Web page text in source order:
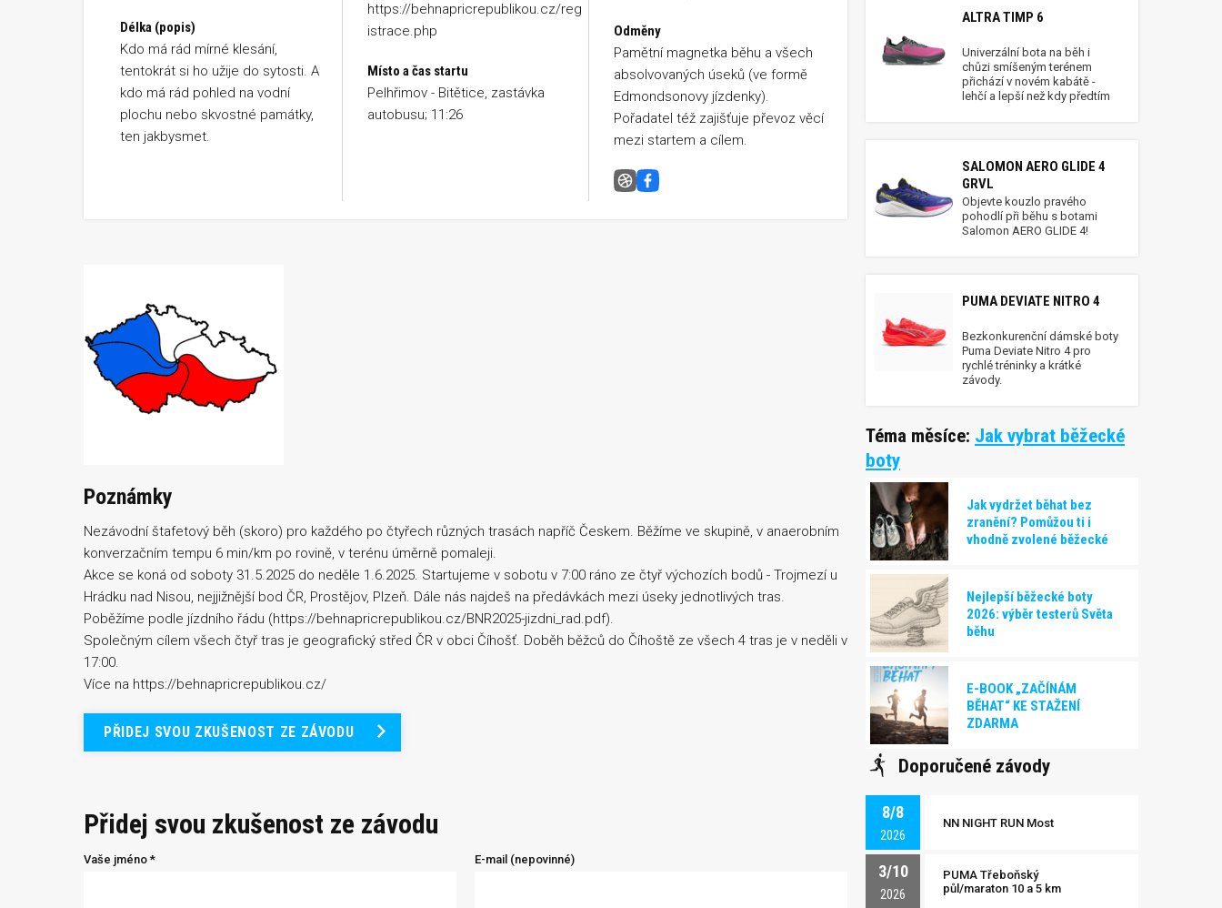
Délka (popis)
Kdo má rád mírné klesání,
tentokrát si ho užije do sytosti. A
kdo má rád pohled na vodní
plochu nebo skvostné památky,
ten jakbysmet.
https://behnapricrepublikou.cz/reg
istrace.php
Místo a čas startu
Pelhřimov - Bitětice, zastávka
autobusu; 11:26
Odměny
Pamětní magnetka běhu a všech
absolvovaných úseků (ve formě
Edmondsonovy jízdenky).
Pořadatel též zajišťuje převoz věcí
mezi startem a cílem.
Běh napříč republikou, J18 Bitětice-Želiv
Facebook
Poznámky
Nezávodní štafetový běh (skoro) pro každého po čtyřech různých trasách napříč Českem. Běžíme ve skupině, v anaerobním
konverzačním tempu 6 min/km po rovině, v terénu úměrně pomaleji.
Akce se koná od soboty 31.5.2025 do neděle 1.6.2025. Startujeme v sobotu v 7:00 ráno ze čtyř výchozích bodů - Trojmezí u
Hrádku nad Nisou, nejjižnější bod ČR, Prostějov, Plzeň. Dále nás najdeš na předávkách mezi úseky jednotlivých tras.
Poběžíme podle jízdního řádu (https://behnapricrepublikou.cz/BNR2025-jizdni_rad.pdf).
Společným cílem všech čtyř tras je geografický střed ČR v obci Číhošť. Doběh běžců do Číhoště ze všech 4 tras je v neděli v
17:00.
Více na https://behnapricrepublikou.cz/
PŘIDEJ SVOU ZKUŠENOST ZE ZÁVODU
Přidej svou zkušenost ze závodu
Vaše jméno * E-mail (nepovinné)
ALTRA TIMP 6
Univerzální bota na běh i
chůzi smíšeným terénem
přichází v novém kabátě -
lehčí a lepší než kdy předtím
SALOMON AERO GLIDE 4
GRVL
Objevte kouzlo pravého
pohodlí při běhu s botami
Salomon AERO GLIDE 4!
PUMA DEVIATE NITRO 4
Bezkonkurenční dámské boty
Puma Deviate Nitro 4 pro
rychlé tréninky a krátké
závody.
Téma měsíce: Jak vybrat běžecké
boty
Jak vydržet běhat bez
zranění? Pomůžou ti i
vhodně zvolené běžecké
Nejlepší běžecké boty
2026: výběr testerů Světa
běhu
E-BOOK „ZAČÍNÁM
BĚHAT“ KE STAŽENÍ
ZDARMA
Doporučené závody
8/8
2026
NN NIGHT RUN Most
3/10
2026
PUMA Třeboňský
půl/maraton 10 a 5 km